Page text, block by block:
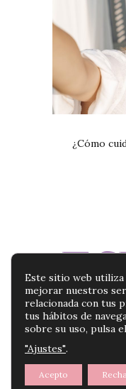
¿Cómo
BLOG ESDOR
BELLEZA |
LEGAL|
Este sitio web
mejorar nuestros
relacionada con tus
tus hábitos de
sobre su uso, pulsa
"Ajustes".
Acepto